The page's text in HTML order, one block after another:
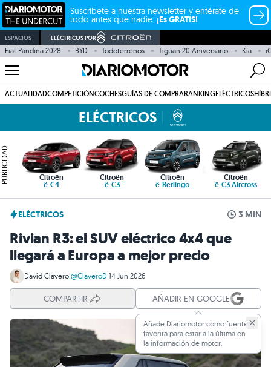
Suscríbete a nuestra newsletter y entérate de
todo antes que nadie. ¡Es GRATIS!
ESPACIOS ELÉCTRICOS POR
Fiat Pandina 2028 BYD Todoterrenos Tiguan 20 Aniversario Kia
ACTUALIDADCOMPETICIÓNCOCHESGUÍAS DE COMPRARANKINGELÉCTRICOS
ELÉCTRICOS
PUBLICIDAD Citroën
ë-C4
Citroën
ë-C3
Citroën
ë-Berlingo
Citroën
ë-C3 Aircross
ELÉCTRICOS 3 MIN
Rivian R3: el SUV eléctrico 4x4 que
llegará a Europa a mejor precio
David Clavero|@ClaveroD|14 Jun 2026
COMPARTIR AÑADIR EN GOOGLE
Añade Diariomotor como fuente
favorita para estar a la última en
la información de motor.